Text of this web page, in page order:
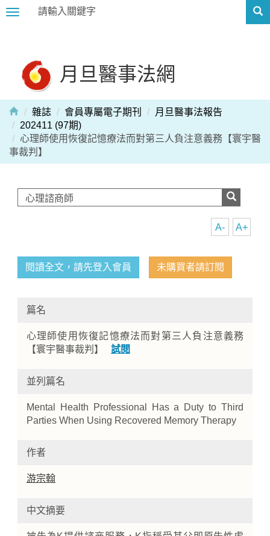
Toggle
月旦醫事法網
Home
雜誌 會員專屬電子期刊
月旦醫事法報告
202411 (97期)
心理師使用恢復記憶療法而對第三人負注意義務【寰宇醫
事裁判】
A+
A-
閱讀全文，請先登入會員 未購買者請訂閱
篇名
心理師使用恢復記憶療法而對第三人負注意義務
【寰宇醫事裁判】 試閱
並列篇名
Mental Health Professional Has a Duty to Third
Parties When Using Recovered Memory Therapy
作者
游宗翰
中文摘要